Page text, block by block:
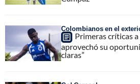
Colombianos en el
Primeras críticas
aprovechó su
claras”